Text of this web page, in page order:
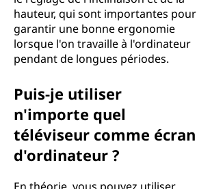
hauteur, qui sont importantes pour
garantir une bonne ergonomie
lorsque l'on travaille à l'ordinateur
pendant de longues périodes.
Puis-je utiliser
n'importe quel
téléviseur comme écran
d'ordinateur ?